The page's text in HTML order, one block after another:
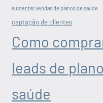
aumentar vendas de planos de saúde
captação de clientes
Como
leads de
saúde